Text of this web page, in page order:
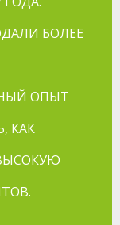
БОЛЕЕ
ОПЫТ
КАК